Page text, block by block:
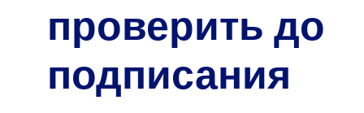
проверить до
подписания